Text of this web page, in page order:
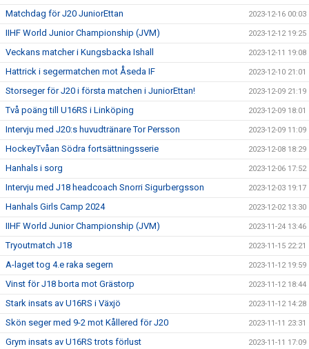
Matchdag för J20 JuniorEttan 2023-12-16 00:03
IIHF World Junior Championship (JVM) 2023-12-12 19:25
Veckans matcher i Kungsbacka Ishall 2023-12-11 19:08
Hattrick i segermatchen mot Åseda IF 2023-12-10 21:01
Storseger för J20 i första matchen i JuniorEttan! 2023-12-09 21:19
Två poäng till U16RS i Linköping 2023-12-09 18:01
Intervju med J20:s huvudtränare Tor Persson 2023-12-09 11:09
HockeyTvåan Södra fortsättningsserie 2023-12-08 18:29
Hanhals i sorg 2023-12-06 17:52
Intervju med J18 headcoach Snorri Sigurbergsson 2023-12-03 19:17
Hanhals Girls Camp 2024 2023-12-02 13:30
IIHF World Junior Championship (JVM) 2023-11-24 13:46
Tryoutmatch J18 2023-11-15 22:21
A-laget tog 4.e raka segern 2023-11-12 19:59
Vinst för J18 borta mot Grästorp 2023-11-12 18:44
Stark insats av U16RS i Växjö 2023-11-12 14:28
Skön seger med 9-2 mot Kållered för J20 2023-11-11 23:31
Grym insats av U16RS trots förlust 2023-11-11 17:09